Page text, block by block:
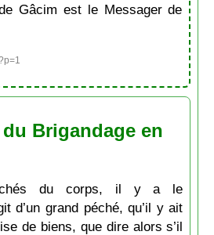
Gâcim est le Messager de
Brigandage en
du corps, il y a le
d’un grand péché, qu’il y ait
de biens, que dire alors s’il